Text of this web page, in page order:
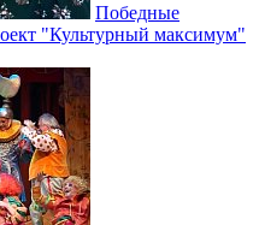
Победные
"Культурный максимум"